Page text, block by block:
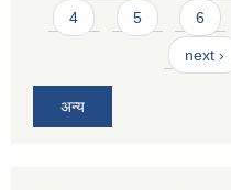
4 5 6
next ›
अन्य